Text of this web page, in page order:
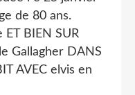
de 80 ans.
BIEN SUR
Gallagher DANS
AVEC elvis en